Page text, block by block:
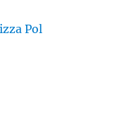
Pol